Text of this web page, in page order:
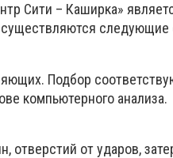
Сити – Каширка»
следующие
Подбор
компьютерного анализа.
отверстий от ударов,